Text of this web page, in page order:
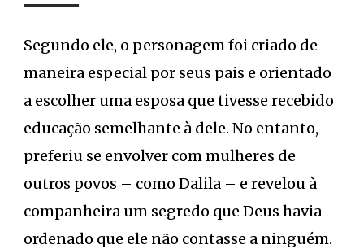
Segundo ele, o personagem foi criado de
maneira especial por seus pais e orientado
a escolher uma esposa que tivesse recebido
educação semelhante à dele. No entanto,
preferiu se envolver com mulheres de
outros povos – como Dalila – e revelou à
companheira um segredo que Deus havia
ordenado que ele não contasse a ninguém.